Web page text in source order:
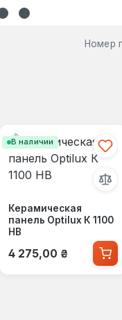
Номер
В наличии
Керамическая
панель Optilux К 1100
НВ
Обычная цена:
4 275,00 ₴